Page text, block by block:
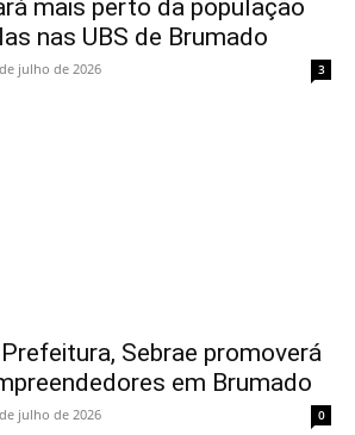
mais perto da população
nas UBS de Brumado
julho de 2026 3
Sebrae promoverá
em Brumado
julho de 2026 0